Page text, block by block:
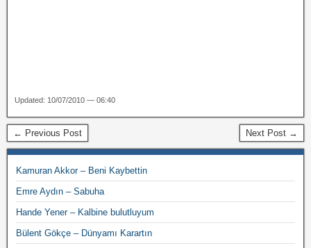
Updated: 10/07/2010 — 06:40
← Previous Post Next Post →
Kamuran Akkor – Beni Kaybettin
Emre Aydın – Sabuha
Hande Yener – Kalbine bulutluyum
Bülent Gökçe – Dünyamı Karartın